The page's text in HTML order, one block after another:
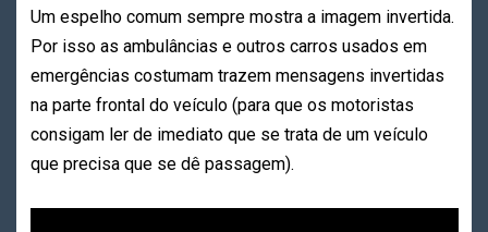
Um espelho comum sempre mostra a imagem invertida.
Por isso as ambulâncias e outros carros usados em
emergências costumam trazem mensagens invertidas
na parte frontal do veículo (para que os motoristas
consigam ler de imediato que se trata de um veículo
que precisa que se dê passagem).